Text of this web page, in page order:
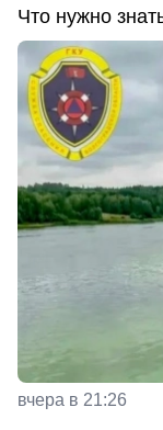
Что нужно
вчера в 21:26